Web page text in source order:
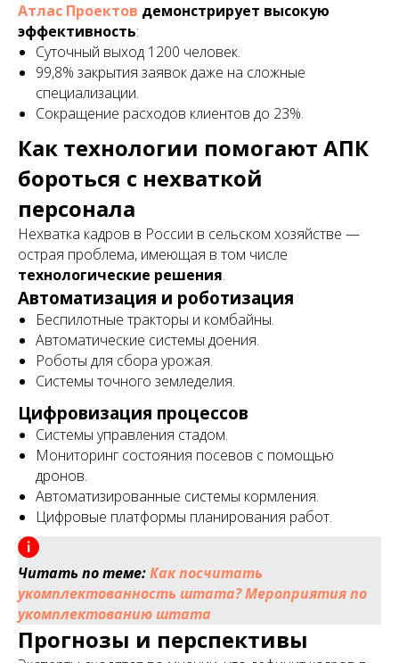
Атлас Проектов демонстрирует высокую
эффективность:
Суточный выход 1200 человек.
99,8% закрытия заявок даже на сложные
специализации.
Сокращение расходов клиентов до 23%.
Как технологии помогают АПК
бороться с нехваткой
персонала
Нехватка кадров в России в сельском хозяйстве —
острая проблема, имеющая в том числе
технологические решения.
Автоматизация и роботизация
Беспилотные тракторы и комбайны.
Автоматические системы доения.
Роботы для сбора урожая.
Системы точного земледелия.
Цифровизация процессов
Системы управления стадом.
Мониторинг состояния посевов с помощью
дронов.
Автоматизированные системы кормления.
Цифровые платформы планирования работ.
Читать по теме:Как посчитать
укомплектованность штата? Мероприятия по
укомплектованию штата
Прогнозы и перспективы